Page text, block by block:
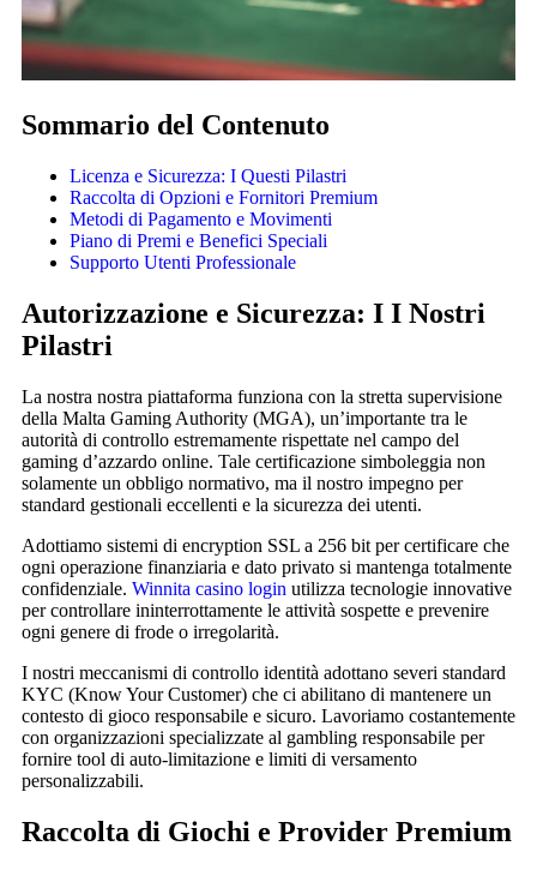
Sommario del Contenuto
Licenza e Sicurezza: I Questi Pilastri
Raccolta di Opzioni e Fornitori Premium
Metodi di Pagamento e Movimenti
Piano di Premi e Benefici Speciali
Supporto Utenti Professionale
Autorizzazione e Sicurezza: I I Nostri
Pilastri
La nostra nostra piattaforma funziona con la stretta supervisione
della Malta Gaming Authority (MGA), un’importante tra le
autorità di controllo estremamente rispettate nel campo del
gaming d’azzardo online. Tale certificazione simboleggia non
solamente un obbligo normativo, ma il nostro impegno per
standard gestionali eccellenti e la sicurezza dei utenti.
Adottiamo sistemi di encryption SSL a 256 bit per certificare che
ogni operazione finanziaria e dato privato si mantenga totalmente
confidenziale. Winnita casino login utilizza tecnologie innovative
per controllare ininterrottamente le attività sospette e prevenire
ogni genere di frode o irregolarità.
I nostri meccanismi di controllo identità adottano severi standard
KYC (Know Your Customer) che ci abilitano di mantenere un
contesto di gioco responsabile e sicuro. Lavoriamo costantemente
con organizzazioni specializzate al gambling responsabile per
fornire tool di auto-limitazione e limiti di versamento
personalizzabili.
Raccolta di Giochi e Provider Premium